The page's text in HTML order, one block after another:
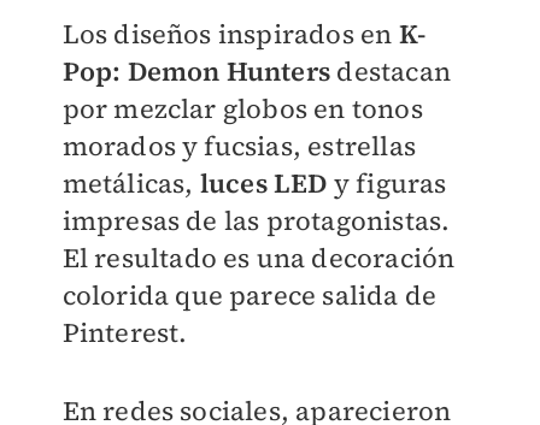
Los diseños inspirados en K-
Pop: Demon Hunters destacan
por mezclar globos en tonos
morados y fucsias, estrellas
metálicas, luces LED y figuras
impresas de las protagonistas.
El resultado es una decoración
colorida que parece salida de
Pinterest.
En redes sociales, aparecieron